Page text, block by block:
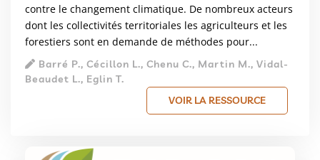
contre le changement climatique. De nombreux acteurs
dont les collectivités territoriales les agriculteurs et les
forestiers sont en demande de méthodes pour...
Barré P., Cécillon L., Chenu C., Martin M., Vidal-
Beaudet L., Eglin T.
VOIR LA RESSOURCE